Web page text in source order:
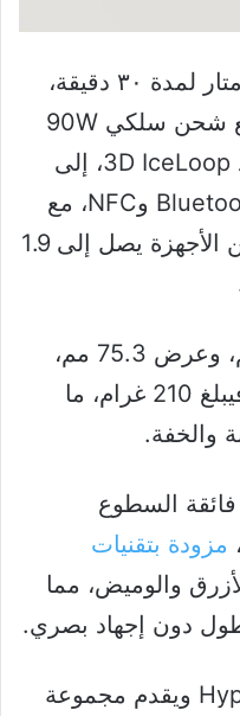
حتى 3 أمتار لمدة ٣٠ دقيقة،
ويضم بطارية 5500mAh مع شحن سلكي 90W
ولاسلكي 50W، ونظام تبريد 3D IceLoop، إلى
جانب دعم Wi-Fi 7 وBluetooth 6.0 وNFC، مع
مدى اتصال صوتي مباشر بين الأجهزة يصل إلى 1.9
أبعاد الهاتف (طول 161.4 مم، وعرض 75.3 مم،
وسُمك 7.96 مم)، أما وزنه فيبلغ 210 غرام، ما
والخفة.
وهو يأتي بشاشة AMOLED فائقة السطوع
مزودة بتقنيات
والوميض، مما
دون إجهاد بصري.
يعمل الهاتف بنظام HyperOS 2 ويقدم مجموعة